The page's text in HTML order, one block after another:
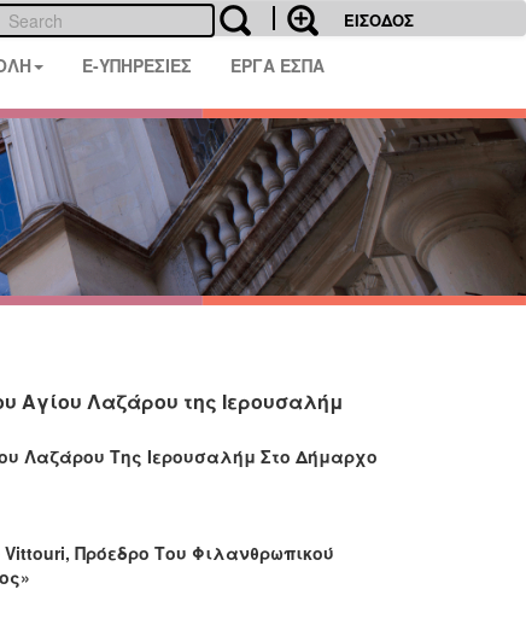
ΕΙΣΟΔΟΣ
E-ΥΠΗΡΕΣΙΕΣ ΕΡΓΑ ΕΣΠΑ
Αγίου Λαζάρου της Ιερουσαλήμ
Λαζάρου Της Ιερουσαλήμ Στο Δήμαρχο
Vittouri, Πρόεδρο Του Φιλανθρωπικού